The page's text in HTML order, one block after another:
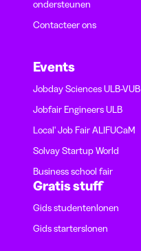
ondersteunen
Contacteer ons
Events
Jobday Sciences ULB-VUB
Jobfair Engineers ULB
Local' Job Fair ALIFUCaM
Solvay Startup World
Business school fair
Gratis stuff
Gids studentenlonen
Gids starterslonen